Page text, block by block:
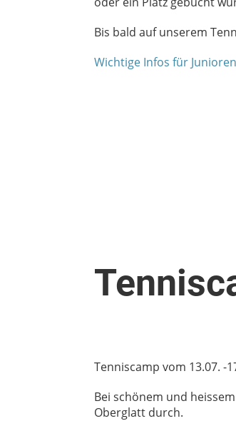
Bis bald auf unserem
Wichtige Infos für
Tenniscamp vom 13.07. -
Bei schönem und
Oberglatt durch.